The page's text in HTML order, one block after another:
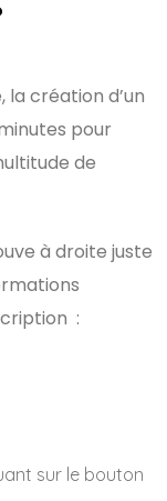
la création d’un
pour
de
à droite juste
:
sur le bouton